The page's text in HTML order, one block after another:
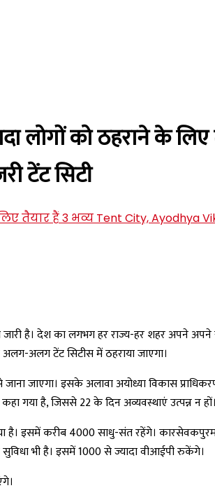
लोगों को ठहराने के
टेंट सिटी
से जारी है। देश का लगभग हर राज्य-हर शहर अपने
अलग-अलग टेंट सिटीस में ठहराया जाएगा।
जाएगा। इसके अलावा अयोध्या विकास
गया है, जिससे 22 के दिन अव्यवस्थाएं उत्पन्न न
है। इसमें करीब 4000 साधु-संत रहेंगे। कारसेवकपुरम
भी है। इसमें 1000 से ज्यादा वीआईपी रुकेंगे।